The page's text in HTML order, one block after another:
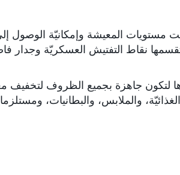
خط الفقر، وانخفضت مستويات المعيشة وإمكانيّة
جاهزة بجميع الظروف لتخفيف
والملابس، والبطانيات،